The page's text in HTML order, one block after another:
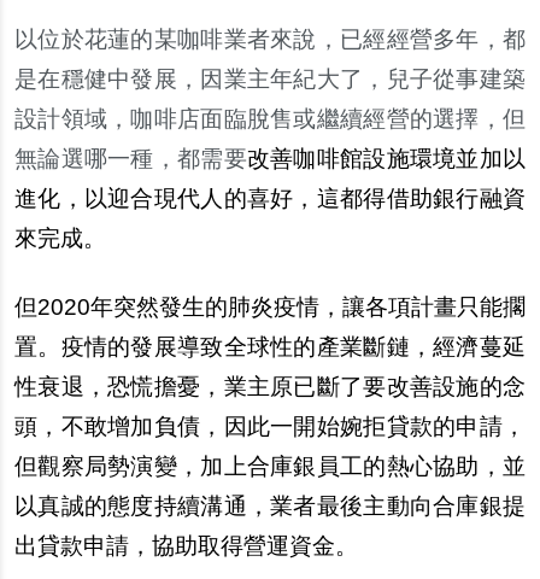
以位於花蓮的某咖啡業者來說，已經經營多年，都
是在穩健中發展，因業主年紀大了，兒子從事建築
設計領域，咖啡店面臨脫售或繼續經營的選擇，但
無論選哪一種，都需要改善咖啡館設施環境並加以
進化，以迎合現代人的喜好，這都得借助銀行融資
來完成。
但2020年突然發生的肺炎疫情，讓各項計畫只能擱
置。疫情的發展導致全球性的產業斷鏈，經濟蔓延
性衰退，恐慌擔憂，業主原已斷了要改善設施的念
頭，不敢增加負債，因此一開始婉拒貸款的申請，
但觀察局勢演變，加上合庫銀員工的熱心協助，並
以真誠的態度持續溝通，業者最後主動向合庫銀提
出貸款申請，協助取得營運資金。